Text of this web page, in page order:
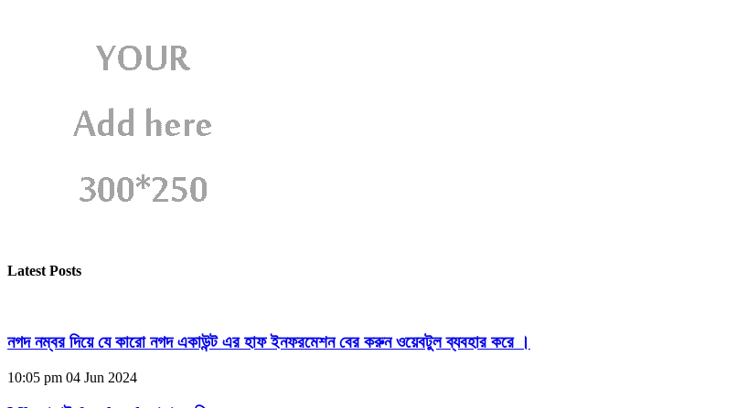
Latest Posts
নগদ নম্বর দিয়ে যে কারো নগদ একাউন্ট এর হাফ ইনফরমেশন বের করুন ওয়েবটুল ব্যবহার করে ।
10:05 pm 04 Jun 2024